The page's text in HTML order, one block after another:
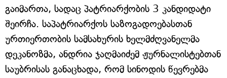
გაიმართა, სადაც პატრიარქობის 3 კანდიდატი
შეირჩა. საპატრიარქოს საზოგადოებასთან
ურთიერთობის სამსახურის ხელმძღვანელმა
დეკანოზმა, ანდრია ჯაღმაიძემ ჟურნალისტებთან
საუბრისას განაცხადა, რომ სინოდის წევრებმა